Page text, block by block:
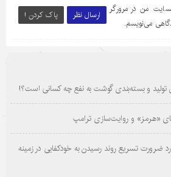
ارسال نظر پاک کردن !
من در مرورگر
می‌نویسم.
تولید و بسته‌بندی گوشت به نفع چه کسانی است؟!
«هرمز» و روایت‌سازی ترامپ
ضرورت تسریع روند رسیدن به خودکفایی در زمینه